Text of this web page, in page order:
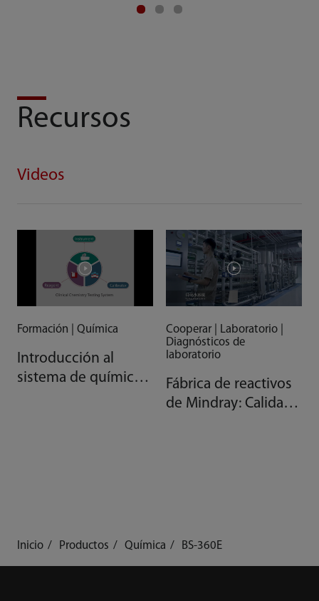
Recursos
Videos
Formación | Química
Introducción al
sistema de química
Cooperar | Laboratorio |
Diagnósticos de
laboratorio
Fábrica de reactivos
de Mindray: Calidad
Inicio Productos Química BS-360E